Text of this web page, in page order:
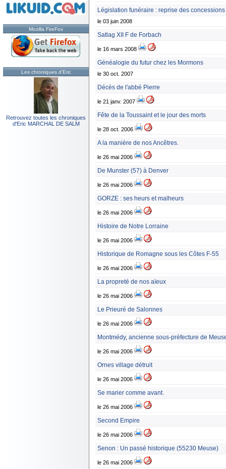
Mozilla FireFox
Les chroniques d'Eric
Retrouvez toutes les chroniques
d'Eric MARCHAL DE SALM
Législation funéraire : reprise des concessions
le 03 juin 2008
Satlag XII F de Forbach
le 16 mars 2008
Généalogie du futur chez les Mormons
le 30 oct. 2007
Décès de l'abbé Pierre
le 21 janv. 2007
Fête de la Toussaint et le jour des morts
le 28 oct. 2006
A la manière de nos Ancêtres.
le 26 mai 2006
De Munster (57) à Denver
le 26 mai 2006
GORZE : ses heurs et malheurs
le 26 mai 2006
Histoire de Notre Lorraine
le 26 mai 2006
Historique de Romagne sous les Côtes F-55
le 26 mai 2006
La propreté de nos aïeux
le 26 mai 2006
Le Prieuré de Salonnes
le 26 mai 2006
Montmédy, ancienne sous-préfecture de
le 26 mai 2006
Ornes village détruit
le 26 mai 2006
Se marier comme avant.
le 26 mai 2006
Second Empire
le 26 mai 2006
Senon : Un passé historique (55230 Meuse)
le 26 mai 2006